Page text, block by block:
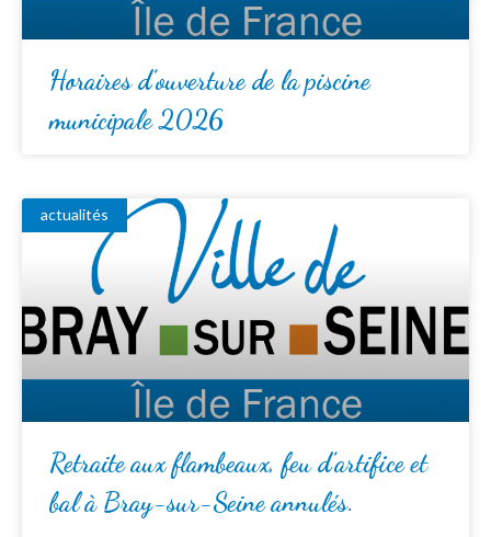
Horaires d’ouverture de la piscine
municipale 2026
actualités
Retraite aux flambeaux, feu d’artifice et
bal à Bray-sur-Seine annulés.